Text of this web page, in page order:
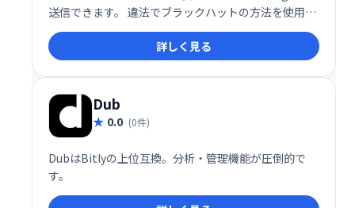
送信できます。 違法でブラックハットの方法を使用す
る必要はありません。 ここでは、SEOとホワイトハッ
ト法に準拠した方法を使用します。
詳しく見る
Dub
0.0 (0件)
DubはBitlyの上位互換。分析・管理機能が圧倒的で
す。